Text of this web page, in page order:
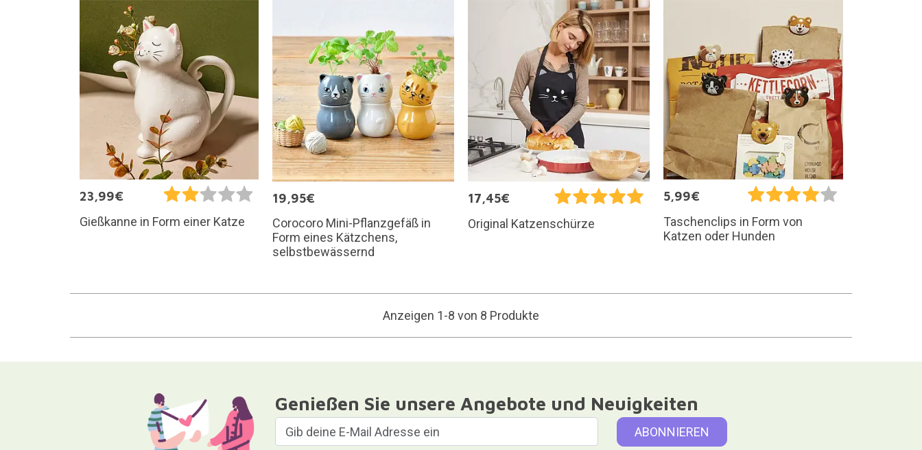
23,99€
Gießkanne in Form einer Katze
19,95€
Corocoro Mini-Pflanzgefäß in
Form eines Kätzchens,
selbstbewässernd
17,45€
Original Katzenschürze
5,99€
Taschenclips in Form von
Katzen oder Hunden
Anzeigen 1-8 von 8 Produkte
Genießen Sie unsere Angebote und Neuigkeiten